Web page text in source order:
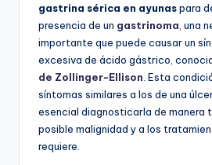
gastrina sérica en ayunaspara
presencia de un gastrinoma , una
importante que puede causar un
excesiva de ácido gástrico,
de Zollinger-Ellison . Esta
síntomas similares a los de una
esencial diagnosticarla de manera
posible malignidad y a los
requiere.